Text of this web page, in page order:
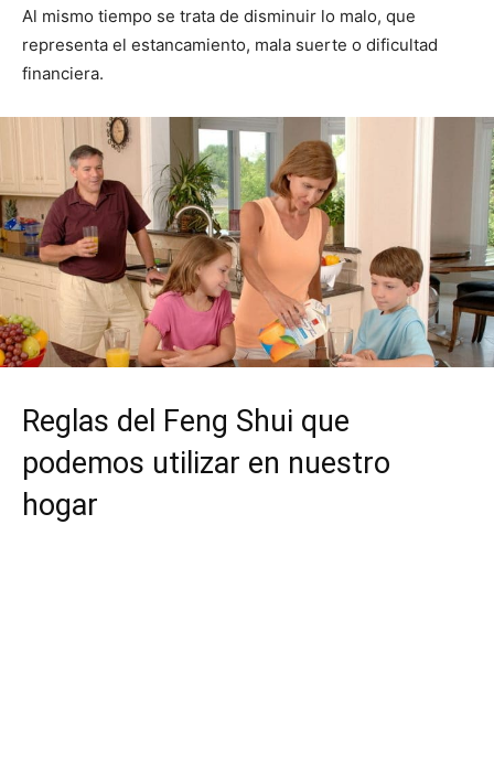
Al mismo tiempo se trata de disminuir lo malo, que
representa el estancamiento, mala suerte o dificultad
financiera.
Reglas del Feng Shui que
podemos utilizar en nuestro
hogar